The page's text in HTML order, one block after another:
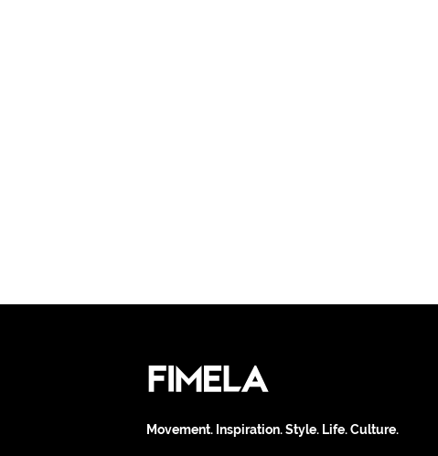
Movement. Inspiration. Style. Life. Culture.